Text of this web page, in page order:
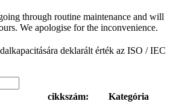
through routine maintenance and will
We apologise for the inconvenience.
deklarált érték az ISO / IEC
cikkszám:
Kategória